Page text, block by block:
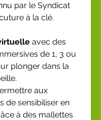
par le Syndicat
à la clé.
avec des
de 1, 3 ou
plonger dans la
aux
de sensibiliser en
à des mallettes